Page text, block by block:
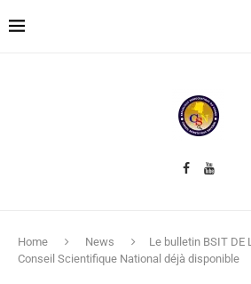
Home News
Le bulletin BSIT DE
Conseil Scientifique National déjà disponible